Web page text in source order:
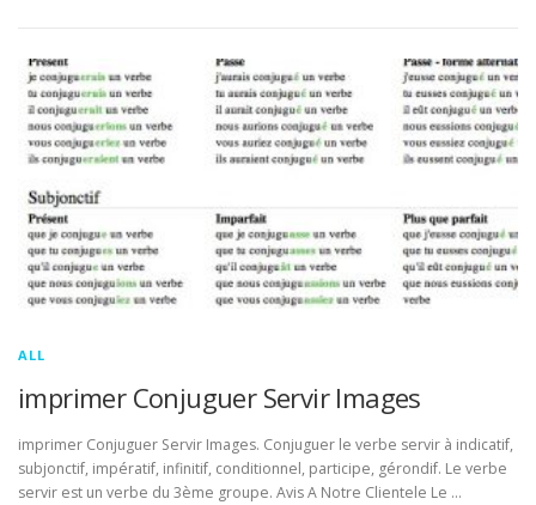
ALL
imprimer Conjuguer Servir Images
imprimer Conjuguer Servir Images. Conjuguer le verbe servir à indicatif,
subjonctif, impératif, infinitif, conditionnel, participe, gérondif. Le verbe
servir est un verbe du 3ème groupe. Avis A Notre Clientele Le …